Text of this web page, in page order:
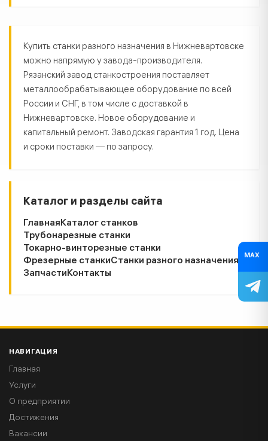
Станки разного назначения в
Купить станки разного назначения в Нижневартовске
можно напрямую у завода-производителя.
Рязанский завод станкостроения поставляет
металлообрабатывающее оборудование по всей
России и СНГ, в том числе с доставкой в
Нижневартовске. Новое оборудование и
капитальный ремонт. Заводская гарантия 1 год. Цена
и сроки поставки — по запросу.
Каталог и разделы сайта
ГлавнаяКаталог станков
Трубонарезные станки
Токарно-винторезные станки
Фрезерные станкиСтанки разного назначения
ЗапчастиКонтакты
НАВИГАЦИЯ
Главная
Услуги
О предприятии
Достижения
Вакансии
MAX